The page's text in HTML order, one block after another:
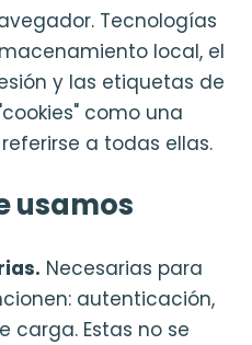
Tecnologías
local, el
y las etiquetas de
como una
a todas ellas.
usamos
Necesarias para
autenticación,
carga. Estas no se